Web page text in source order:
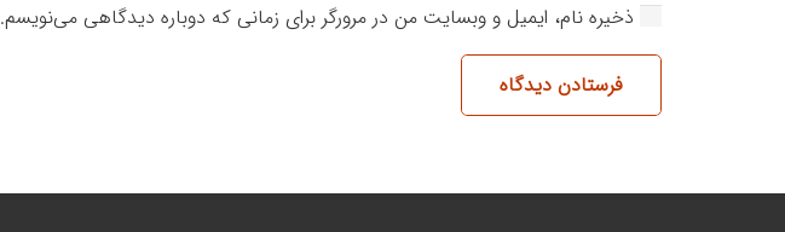
ذخیره نام، ایمیل و وبسایت من در مرورگر برای زمانی که دوباره دیدگاهی می‌نویسم.
فرستادن دیدگاه